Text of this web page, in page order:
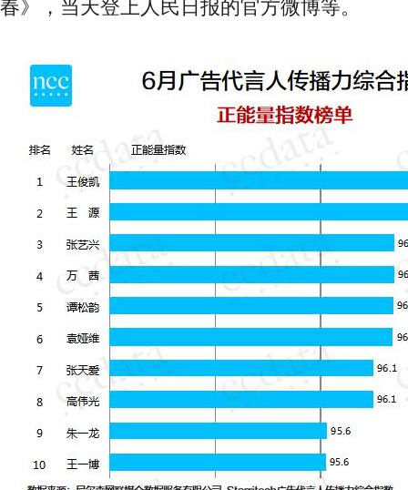
春》，当天登上人民日报的官方微博等。